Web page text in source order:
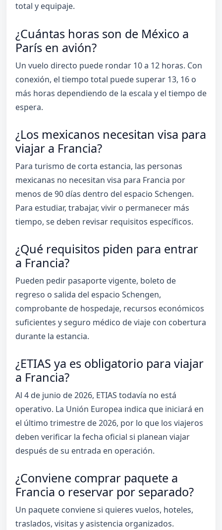
total y equipaje.
¿Cuántas horas son de México a
París en avión?
Un vuelo directo puede rondar 10 a 12 horas. Con
conexión, el tiempo total puede superar 13, 16 o
más horas dependiendo de la escala y el tiempo de
espera.
¿Los mexicanos necesitan visa para
viajar a Francia?
Para turismo de corta estancia, las personas
mexicanas no necesitan visa para Francia por
menos de 90 días dentro del espacio Schengen.
Para estudiar, trabajar, vivir o permanecer más
tiempo, se deben revisar requisitos específicos.
¿Qué requisitos piden para entrar
a Francia?
Pueden pedir pasaporte vigente, boleto de
regreso o salida del espacio Schengen,
comprobante de hospedaje, recursos económicos
suficientes y seguro médico de viaje con cobertura
durante la estancia.
¿ETIAS ya es obligatorio para viajar
a Francia?
Al 4 de junio de 2026, ETIAS todavía no está
operativo. La Unión Europea indica que iniciará en
el último trimestre de 2026, por lo que los viajeros
deben verificar la fecha oficial si planean viajar
después de su entrada en operación.
¿Conviene comprar paquete a
Francia o reservar por separado?
Un paquete conviene si quieres vuelos, hoteles,
traslados, visitas y asistencia organizados.